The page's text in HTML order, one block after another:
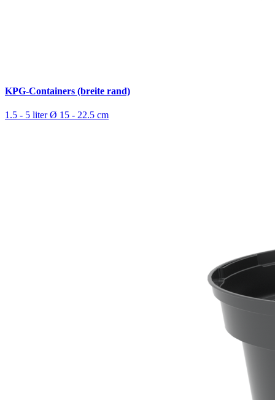
KPG-Containers (breite rand)
1.5 - 5 liter Ø 15 - 22.5 cm